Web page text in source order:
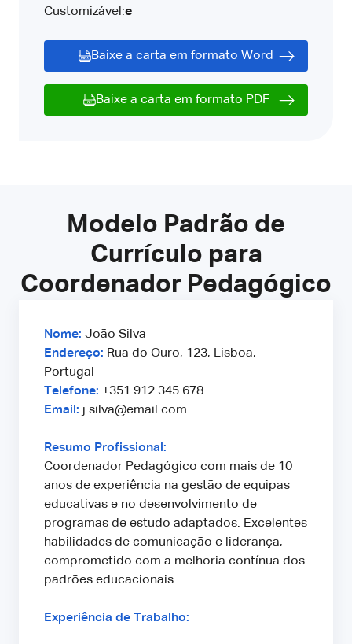
Customizável:e
Baixe a carta em formato Word
Baixe a carta em formato PDF
Modelo Padrão de
Currículo para
Coordenador Pedagógico
Nome: João Silva
Endereço: Rua do Ouro, 123, Lisboa,
Portugal
Telefone: +351 912 345 678
Email: j.silva@email.com
Resumo Profissional:
Coordenador Pedagógico com mais de 10
anos de experiência na gestão de equipas
educativas e no desenvolvimento de
programas de estudo adaptados. Excelentes
habilidades de comunicação e liderança,
comprometido com a melhoria contínua dos
padrões educacionais.
Experiência de Trabalho: